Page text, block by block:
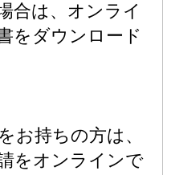
合は、オンライ
をダウンロード
お持ちの方は、
をオンラインで